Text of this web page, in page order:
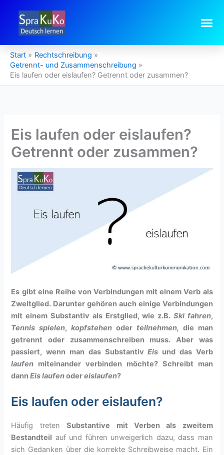
springen
Start
Rechtschreibung
Getrennt- und Zusammenschreibung
Eis laufen oder eislaufen? Getrennt oder zusammen?
Eis laufen oder eislaufen?
Getrennt oder zusammen?
Es gibt eine Reihe von Verbindungen mit einem Verb als
Zweitglied. Darunter gehören auch einige Verbindungen
mit einem Substantiv als Erstglied, wie z.B. Ski fahren,
Tennis spielen,kopfstehen oder teilnehmen, die man
getrennt oder zusammenschreiben muss. Aber was
passiert, wenn man das Substantiv Eis und das Verb
laufen miteinander verbinden möchte? Schreibt man
dannEis laufenodereislaufen?
Eis laufen oder eislaufen?
Häufig tretenSubstantive mit Verben als zweitem
Bestandteil auf und führen unweigerlich dazu, dass man
sich Gedanken über die korrekte Schreibweise macht. Ein